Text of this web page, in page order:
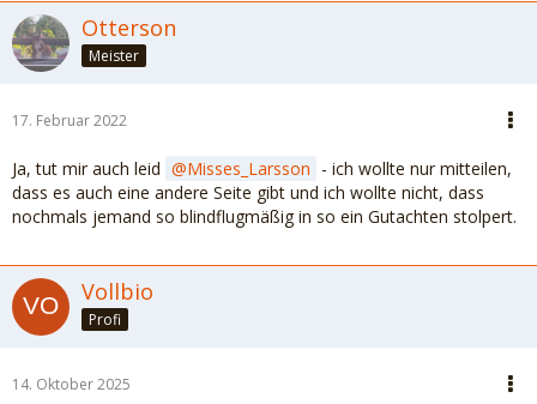
Otterson
Meister
17. Februar 2022
Ja, tut mir auch leid Misses_Larsson - ich wollte nur mitteilen,
dass es auch eine andere Seite gibt und ich wollte nicht, dass
nochmals jemand so blindflugmäßig in so ein Gutachten stolpert.
Vollbio
Profi
14. Oktober 2025